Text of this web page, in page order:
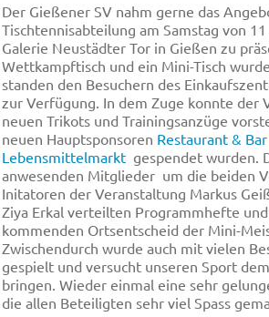
Der Gießener SV nahm gerne das
Tischtennisabteilung am Samstag von
Galerie Neustädter Tor in Gießen zu
Wettkampftisch und ein Mini-Tisch
standen den Besuchern des
zur Verfügung. In dem Zuge konnte der
neuen Trikots und Trainingsanzüge
neuen Hauptsponsoren Restaurant &
Lebensmittelmarkt gespendet wurden.
anwesenden Mitglieder um die beiden
Initatoren der Veranstaltung Markus
Ziya Erkal verteilten Programmhefte
kommenden Ortsentscheid der Mini-
Zwischendurch wurde auch mit vielen
gespielt und versucht unseren Sport
bringen. Wieder einmal eine sehr
die allen Beteiligten sehr viel Spass